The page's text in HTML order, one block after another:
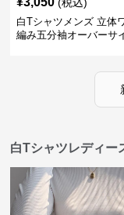
白Tシャツメンズ 立体
編み五分袖オーバーサ
白Tシャツレディー